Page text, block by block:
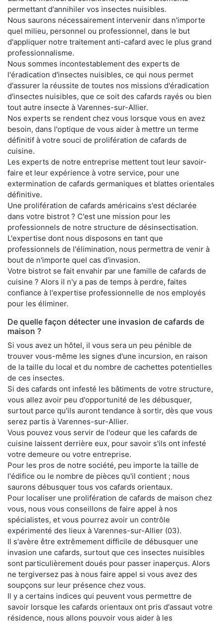
permettant d'annihiler vos insectes nuisibles.
Nous saurons nécessairement intervenir dans n'importe
quel milieu, personnel ou professionnel, dans le but
d'appliquer notre traitement anti-cafard avec le plus grand
professionnalisme.
Nous sommes incontestablement des experts de
l'éradication d'insectes nuisibles, ce qui nous permet
d'assurer la réussite de toutes nos missions d'éradication
d'insectes nuisibles, que ce soit des cafards rayés ou bien
tout autre insecte à Varennes-sur-Allier.
Nos experts se rendent chez vous lorsque vous en avez
besoin, dans l'optique de vous aider à mettre un terme
définitif à votre souci de prolifération de cafards de
cuisine.
Les experts de notre entreprise mettent tout leur savoir-
faire et leur expérience à votre service, pour une
extermination de cafards germaniques et blattes orientales
définitive.
Une prolifération de cafards américains s'est déclarée
dans votre bistrot ? C'est une mission pour les
professionnels de notre structure de désinsectisation.
L'expertise dont nous disposons en tant que
professionnels de l'élimination, nous permettra de venir à
bout de n'importe quel cas d'invasion.
Votre bistrot se fait envahir par une famille de cafards de
cuisine ? Alors il n'y a pas de temps à perdre, faites
confiance à l'expertise professionnelle de nos employés
pour les éliminer.
De quelle façon détecter une invasion de cafards de
maison ?
Si vous avez un hôtel, il vous sera un peu pénible de
trouver vous-même les signes d'une incursion, en raison
de la taille du local et du nombre de cachettes potentielles
de ces insectes.
Si des cafards ont infesté les bâtiments de votre structure,
vous allez avoir peu d'opportunité de les débusquer,
surtout parce qu'ils auront tendance à sortir, dès que vous
serez partis à Varennes-sur-Allier.
Vous pouvez vous servir de l'odeur que les cafards de
cuisine laissent derrière eux, pour savoir s'ils ont infesté
votre demeure ou votre entreprise.
Pour les pros de notre société, peu importe la taille de
l'édifice ou le nombre de pièces qu'il contient ; nous
saurons débusquer tous vos cafards orientaux.
Pour localiser une prolifération de cafards de maison chez
vous, nous vous conseillons de faire appel à nos
spécialistes, et vous pourrez avoir un contrôle
expérimenté des lieux à Varennes-sur-Allier (03).
Il s'avère être extrêmement difficile de débusquer une
invasion une cafards, surtout que ces insectes nuisibles
sont particulièrement doués pour passer inaperçus. Alors
ne tergiversez pas à nous faire appel si vous avez des
soupçons sur leur présence chez vous.
Il y a certains indices qui peuvent vous permettre de
savoir lorsque les cafards orientaux ont pris d'assaut votre
résidence, nous allons pouvoir vous aider à les